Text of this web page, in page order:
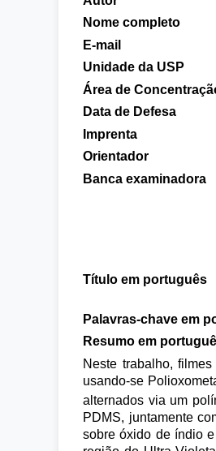
Nome completo
E-mail
Unidade da USP
Área de
Data de Defesa
Imprenta
Orientador
Banca examinadora
Título em português
Palavras-chave em
Resumo em
Neste trabalho,
usando-se
alternados via um
PDMS, juntamente
sobre óxido de índio